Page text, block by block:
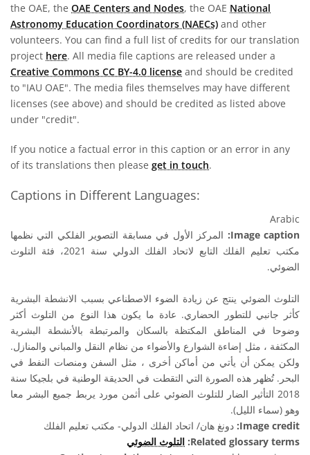
the OAE, the OAE Centers and Nodes, the OAE National
Astronomy Education Coordinators (NAECs) and other
volunteers. You can find a full list of credits for our translation
project here. All media file captions are released under a
Creative Commons CC BY-4.0 license and should be credited
to "IAU OAE". The media files themselves may have different
licenses (see above) and should be credited as listed above
under "credit".
If you notice a factual error in this caption or an error in any
of its translations then please get in touch.
Captions in Different Languages:
Arabic
Image caption:
المركز الأول في مسابقة التصوير الفلكي التي نظمها
مكتب تعليم الفلك التابع لاتحاد الفلك الدولي سنة 2021، فئة التلوث
الضوئي.
التلوث الضوئي ينتج عن زيادة الضوء الاصطناعي بسبب الانشطة البشرية
كأثر جانبي للتطور الحضاري. عادة ما يكون هذا النوع من التلوث أكثر
وضوحا في المناطق المكتظة بالسكان والمرتبطة بالأنشطة البشرية
المكثفة ، مثل إضاءة الشوارع والأضواء من نظام النقل والمباني والمنازل.
ولكن يمكن أن يأتي من أماكن أخرى ، مثل السفن ومنصات النفط في
البحر. تُظهر هذه الصورة التي التقطت في الحديقة الوطنية في بلجيكا سنة
2018 التأثير الضار للتلوث الضوئي على أثمن مورد يربط جميع البشر معا
وهو (سماء الليل).
Image credit: دونغ هان/ اتحاد الفلك الدولي- مكتب تعليم الفلك
Related glossary terms: التلوث الضوئي